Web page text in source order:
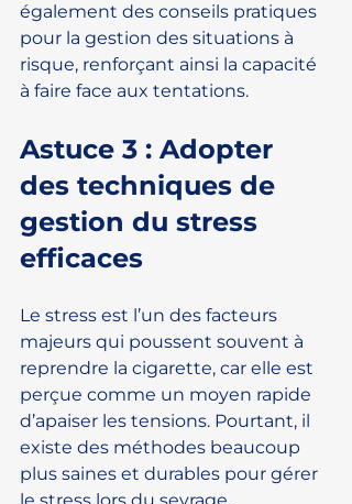
également des conseils pratiques
pour la gestion des situations à
risque, renforçant ainsi la capacité
à faire face aux tentations.
Astuce 3 : Adopter
des techniques de
gestion du stress
efficaces
Le stress est l’un des facteurs
majeurs qui poussent souvent à
reprendre la cigarette, car elle est
perçue comme un moyen rapide
d’apaiser les tensions. Pourtant, il
existe des méthodes beaucoup
plus saines et durables pour gérer